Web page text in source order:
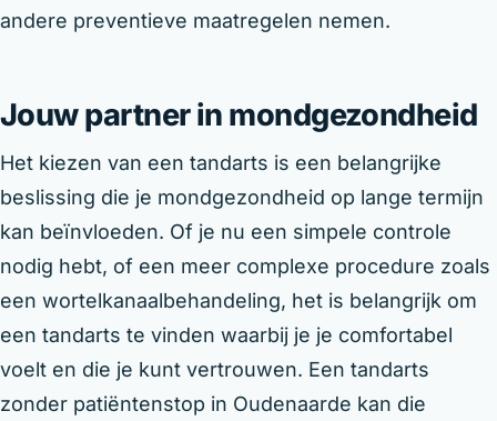
andere preventieve maatregelen nemen.
Jouw partner in mondgezondheid
Het kiezen van een tandarts is een belangrijke
beslissing die je mondgezondheid op lange termijn
kan beïnvloeden. Of je nu een simpele controle
nodig hebt, of een meer complexe procedure zoals
een wortelkanaalbehandeling, het is belangrijk om
een tandarts te vinden waarbij je je comfortabel
voelt en die je kunt vertrouwen. Een tandarts
zonder patiëntenstop in Oudenaarde kan die